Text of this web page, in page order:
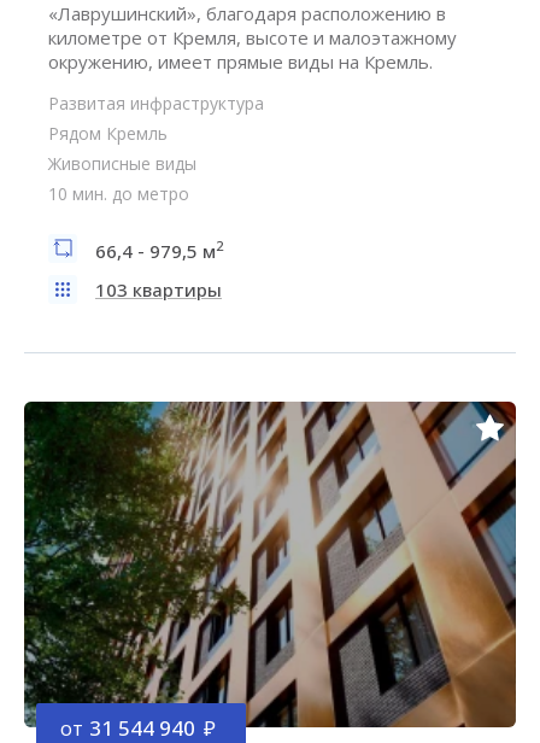
«Лаврушинский», благодаря расположению в
километре от Кремля, высоте и малоэтажному
окружению, имеет прямые виды на Кремль.
Развитая инфраструктура
Рядом Кремль
Живописные виды
10 мин. до метро
66,4 - 979,5 м2
103 квартиры
от 31 544 940